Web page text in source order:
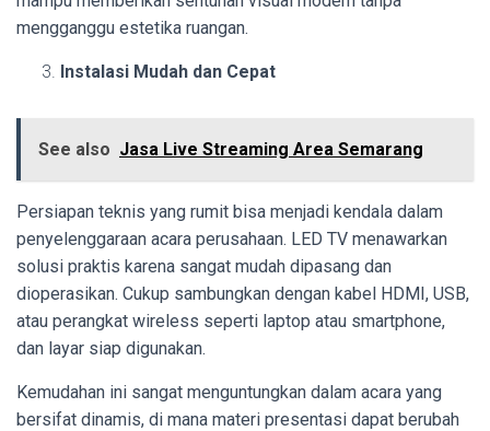
mengganggu estetika ruangan.
Instalasi Mudah dan Cepat
See also Jasa Live Streaming Area Semarang
Persiapan teknis yang rumit bisa menjadi kendala dalam
penyelenggaraan acara perusahaan. LED TV menawarkan
solusi praktis karena sangat mudah dipasang dan
dioperasikan. Cukup sambungkan dengan kabel HDMI, USB,
atau perangkat wireless seperti laptop atau smartphone,
dan layar siap digunakan.
Kemudahan ini sangat menguntungkan dalam acara yang
bersifat dinamis, di mana materi presentasi dapat berubah